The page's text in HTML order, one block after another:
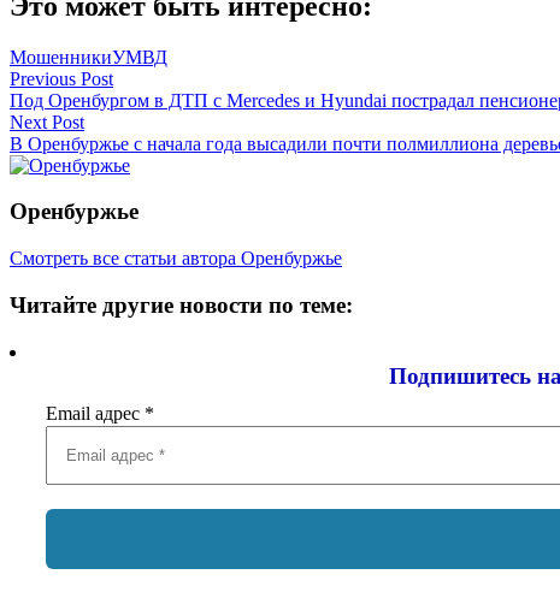
МошенникиУМВД
Навигация
по
записям
Previous Post
Под Оренбургом в ДТП с Mercedes и Hyundai пострадал
Next Post
В Оренбуржье с начала года высадили почти полмиллиона
Оренбуржье
Смотреть все статьи автора Оренбуржье
Читайте другие новости по теме:
Подпишитесь
Email адрес *